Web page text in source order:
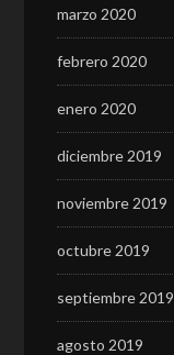
marzo 2020
febrero 2020
enero 2020
diciembre 2019
noviembre 2019
octubre 2019
septiembre 2019
agosto 2019